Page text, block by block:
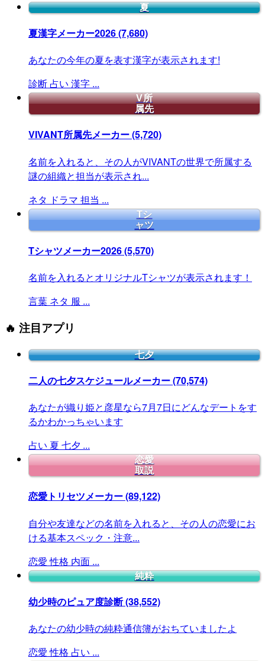
夏
夏漢字メーカー2026(7,680)
あなたの今年の夏を表す漢字が表示されます!
診断 占い 漢字 ...
V所
属先
VIVANT所属先メーカー(5,720)
名前を入れると、その人がVIVANTの世界で所属する
謎の組織と担当が表示され...
ネタ ドラマ 担当 ...
Tシ
ャツ
Tシャツメーカー2026(5,570)
名前を入れるとオリジナルTシャツが表示されます！
言葉 ネタ 服 ...
🔥 注目アプリ
七夕
二人の七夕スケジュールメーカー(70,574)
あなたが織り姫と彦星なら7月7日にどんなデートをす
るかわかっちゃいます
占い 夏 七夕 ...
恋愛
取説
恋愛トリセツメーカー(89,122)
自分や友達などの名前を入れると、その人の恋愛にお
ける基本スペック・注意...
恋愛 性格 内面 ...
純粋
幼少時のピュア度診断(38,552)
あなたの幼少時の純粋通信簿がおちていましたよ
恋愛 性格 占い ...